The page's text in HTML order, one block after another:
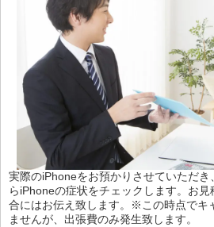
実際のiPhoneをお預かりさせていただ
らiPhoneの症状をチェックします。お
合にはお伝え致します。※この時点でキ
ませんが、出張費のみ発生致します。